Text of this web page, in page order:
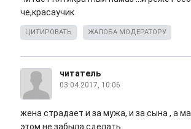
че,красаучик
ЦИТИРОВАТЬ ЖАЛОБА МОДЕРАТОРУ
читатель
03.04.2017, 10:06
жена страдает и за мужа, и за сына , а
этом не забыла сделать